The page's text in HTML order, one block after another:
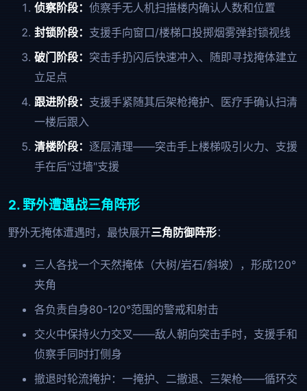
侦察阶段： 侦察手无人机扫描楼内确认人数和位置
封锁阶段： 支援手向窗口/楼梯口投掷烟雾弹封锁视线
破门阶段： 突击手扔闪后快速冲入、随即寻找掩体建立
立足点
跟进阶段： 支援手紧随其后架枪掩护、医疗手确认扫清
一楼后跟入
清楼阶段： 逐层清理——突击手上楼梯吸引火力、支援
手在后"过墙"支援
2. 野外遭遇战三角阵形
野外无掩体遭遇时，最快展开三角防御阵形：
三人各找一个天然掩体（大树/岩石/斜坡），形成120°
夹角
各负责自身80-120°范围的警戒和射击
交火中保持火力交叉——敌人朝向突击手时，支援手和
侦察手同时打侧身
撤退时轮流掩护：一掩护、二撤退、三架枪——循环交